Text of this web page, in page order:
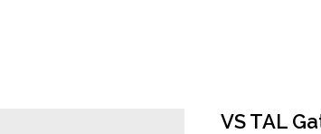
VS TAL